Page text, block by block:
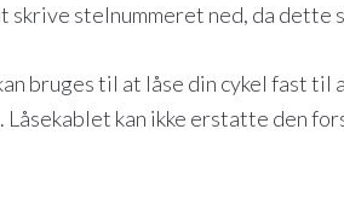
stelnummeret ned, da dette
bruges til at låse din cykel fast til
kan ikke erstatte den